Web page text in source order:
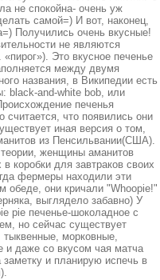
не спокойна- очень уж
самой=) И вот, наконец,
Получились очень вкусные!
не являются
Это вкусное печенье
между двумя
названия, в Википедии есть
black-and-white bob, или
печенья
считается, что появились они
иная версия о том,
из Пенсильвании(США).
женщины аманитов
коробки для завтраков своих
фермеры находили эти
обеде, они кричали "Whoopie!"
выглядело забавно) У
pie печенье-шоколадное с
но сейчас существует
тыквенные, морковные,
и даже со вкусом чая матча
заметку и планирую испечь в